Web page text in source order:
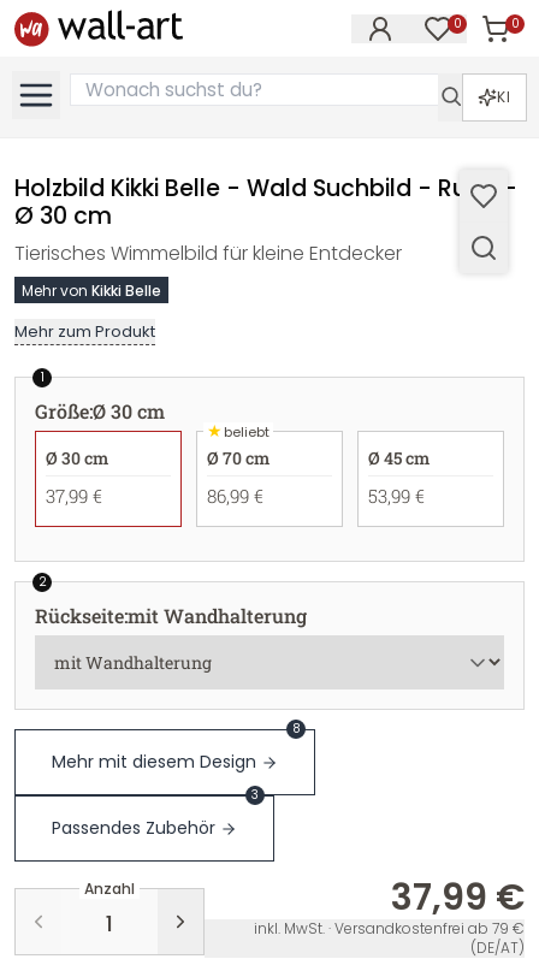
0 0
KI
Holzbild Kikki Belle - Wald Suchbild - Rund -
Ø 30 cm
Tierisches Wimmelbild für kleine Entdecker
Mehr von Kikki Belle
Mehr zum Produkt
1
Größe:Ø 30 cm
Ø 30 cm
37,99 €
★beliebt
Ø 70 cm
86,99 €
Ø 45 cm
53,99 €
2
Rückseite:mit Wandhalterung
Mehr mit diesem Design
8
Passendes Zubehör
3
Anzahl 37,99 €
inkl. MwSt. · Versandkostenfrei ab 79 €
(DE/AT)